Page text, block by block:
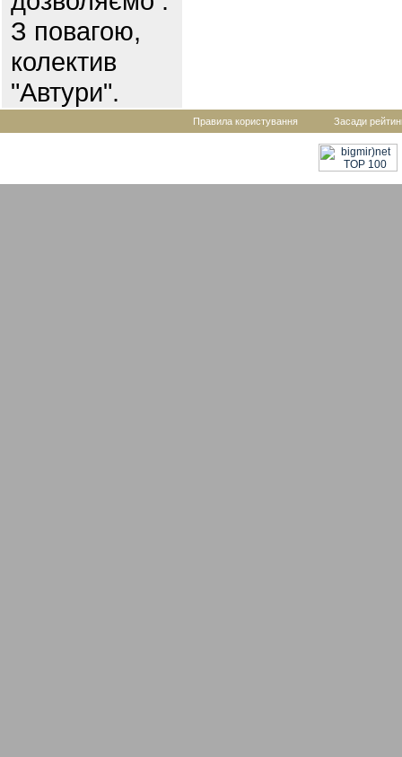
З повагою,
колектив
"Автури".
Правила користування Засади